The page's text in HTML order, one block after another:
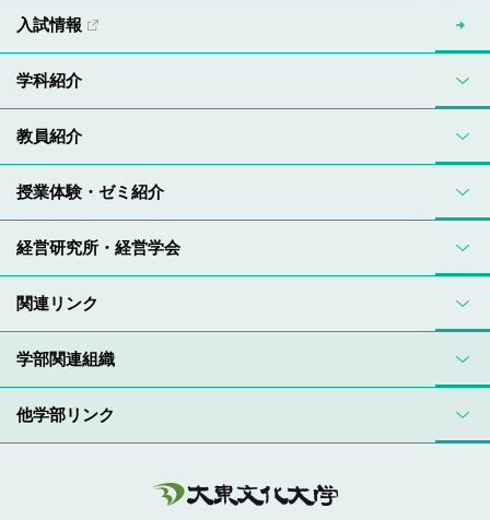
学部関連組織
他学部リンク
入試情報
学科紹介
教員紹介
授業体験・ゼミ紹介
経営研究所・経営学会
関連リンク